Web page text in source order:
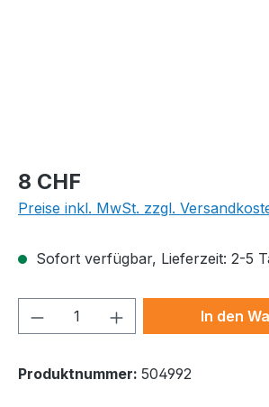
Regulärer Preis:
8 CHF
Preise inkl. MwSt. zzgl.
Sofort verfügbar, Lieferzeit: 2-5
Produkt Anzahl: GibIn den
Produktnummer: 504992